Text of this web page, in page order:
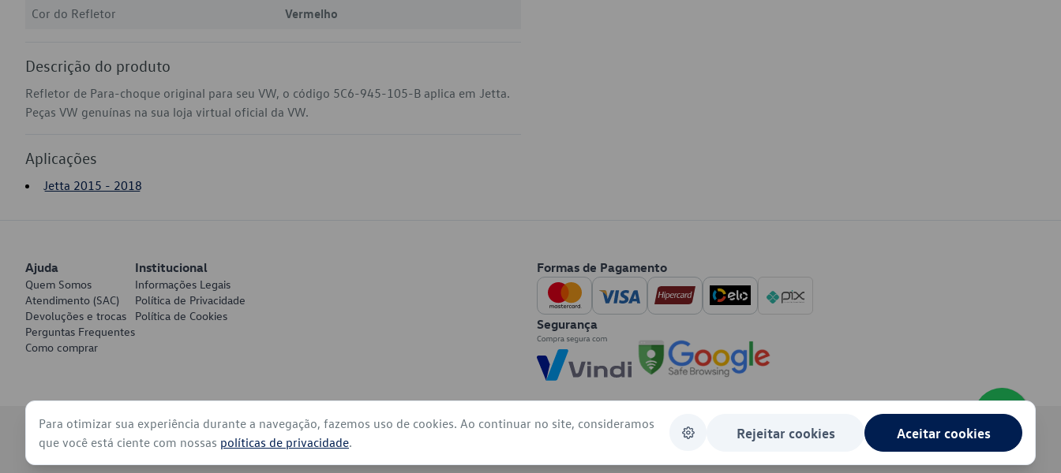
Cor do Refletor
Vermelho
Descrição do produto
Refletor de Para-choque original para seu VW, o código 5C6-945-105-B aplica em Jetta.
Peças VW genuínas na sua loja virtual oficial da VW.
Aplicações
Jetta 2015 - 2018
Ajuda
Quem Somos
Atendimento (SAC)
Devoluções e trocas
Perguntas Frequentes
Como comprar
Institucional
Informações Legais
Política de Privacidade
Política de Cookies
Formas de Pagamento
Segurança
© 2026 - Volkswagen do Brasil - Todos os direitos reservados
Para otimizar sua experiência durante a navegação, fazemos uso de cookies. Ao continuar no site, consideramos
que você está ciente com nossas políticas de privacidade.
Rejeitar cookies Aceitar cookies